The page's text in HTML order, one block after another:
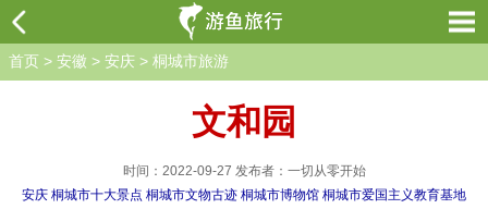
首页 > 安徽 > 安庆 > 桐城市旅游
文和园
时间：2022-09-27 发布者：一切从零开始
安庆 桐城市十大景点 桐城市文物古迹 桐城市博物馆 桐城市爱国主义教育基地